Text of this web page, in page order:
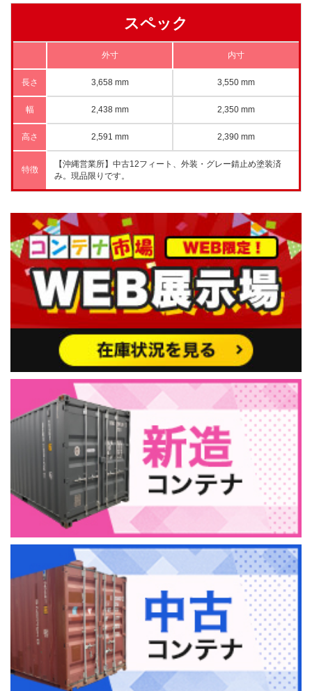
スペック
外寸 内寸
長さ 3,658 mm 3,550 mm
幅 2,438 mm 2,350 mm
高さ 2,591 mm 2,390 mm
特徴
【沖縄営業所】中古12フィート、外装・グレー錆止め塗装済
み。現品限りです。